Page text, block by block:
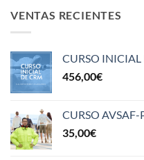
VENTAS RECIENTES
CURSO INICIAL
456,00€
CURSO AVSAF-
35,00€